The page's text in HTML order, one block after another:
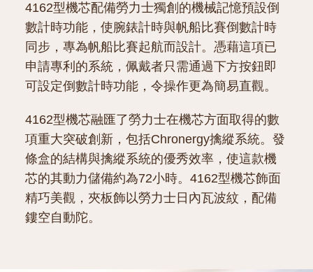
4162型機芯配備勞力士獨創的機械記憶預設倒
數計時功能，使腕錶計時與帆船比賽倒數計時
同步，專為帆船比賽起航而設計。憑藉這項已
申請專利的系統，佩戴者只需通過下方按鈕即
可設定倒數計時功能，令操作更為簡易直觀。
4162型機芯融匯了勞力士在機芯方面取得的數
項重大突破創新，包括Chronergy擒縱系統。發
條盒的結構與擒縱系統的優秀效率，使這款機
芯的其動力儲備約為72小時。4162型機芯飾面
精巧美觀，夾板飾以勞力士日內瓦波紋，配備
鏤空自動陀。